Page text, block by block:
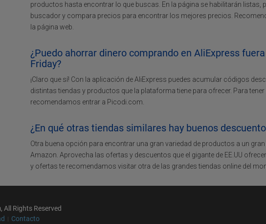
productos hasta encontrar lo que buscas. En la página se habilitarán listas,
buscador y compara precios para encontrar los mejores precios.
la página web.
¿Puedo ahorrar dinero comprando en AliExpress
Friday?
¡Claro que sí! Con la aplicación de AliExpress puedes acumular códigos
distintas tiendas y productos que la plataforma tiene para ofrecer. Para
recomendamos entrar a Picodi.com.
¿En qué otras tiendas similares hay buenos
Otra buena opción para encontrar una gran variedad de productos a un
Amazon. Aprovecha las ofertas y descuentos que el gigante de EE.UU
y ofertas te recomendamos visitar otra de las grandes tiendas online del
Rights Reserved
Contacto